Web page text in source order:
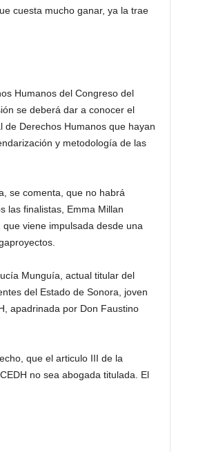
cuesta mucho ganar, ya la trae
Humanos del Congreso del
se deberá dar a conocer el
de Derechos Humanos que hayan
y metodología de las
se comenta, que no habrá
las finalistas, Emma Millan
viene impulsada desde una
Munguía, actual titular del
del Estado de Sonora, joven
apadrinada por Don Faustino
que el articulo III de la
no sea abogada titulada. El